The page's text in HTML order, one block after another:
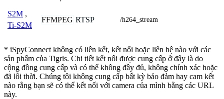
S2M ,
Ti-S2M
FFMPEG RTSP /h264_stream
* iSpyConnect không có liên kết, kết nối hoặc liên hệ nào với các
sản phẩm của Tigris. Chi tiết kết nối được cung cấp ở đây là do
cộng đồng cung cấp và có thể không đầy đủ, không chính xác hoặc
đã lỗi thời. Chúng tôi không cung cấp bất kỳ bảo đảm hay cam kết
nào rằng bạn sẽ có thể kết nối với camera của mình bằng các URL
này.